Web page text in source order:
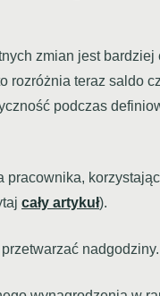
zmian jest
rozróżnia teraz saldo
podczas
pracownika,
cały artykuł).